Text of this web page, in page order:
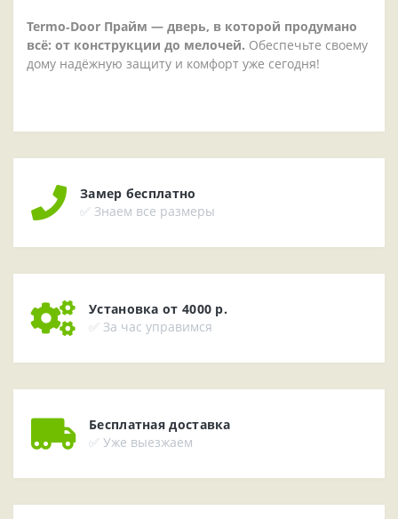
Termo‑Door Прайм — дверь, в которой продумано
всё: от конструкции до мелочей. Обеспечьте своему
дому надёжную защиту и комфорт уже сегодня!
Замер бесплатно
✅ Знаем все размеры
Установка от 4000 р.
✅ За час управимся
Бесплатная доставка
✅ Уже выезжаем